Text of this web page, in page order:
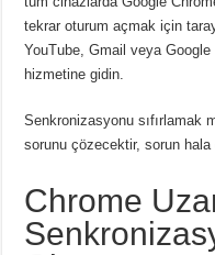
tekrar oturum açmak için
YouTube, Gmail veya
hizmetine gidin.
Senkronizasyonu sıfırlamak
sorunu çözecektir, sorun
Chrome